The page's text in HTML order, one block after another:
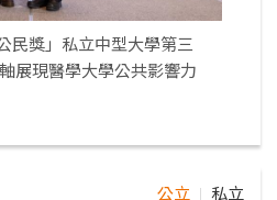
民獎」私立中型大學第三
展現醫學大學公共影響力
公立 私立